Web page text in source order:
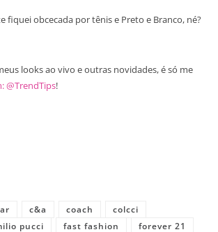
fiquei obcecada por tênis e Preto e Branco, né?
looks ao vivo e outras novidades, é só me
@TrendTips!
c&a coach
colcci
pucci fast fashion forever 21